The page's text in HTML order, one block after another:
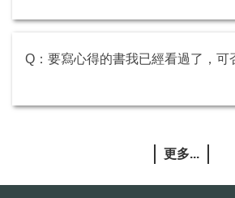
Q：要寫心得的書我已經看過了，可
更多...